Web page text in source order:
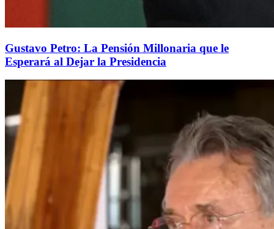
Gustavo Petro: La Pensión Millonaria que le
Esperará al Dejar la Presidencia